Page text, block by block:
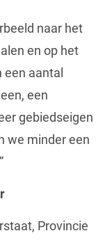
naar het
en op het
aantal
een
gebiedseigen
we minder een
Provincie